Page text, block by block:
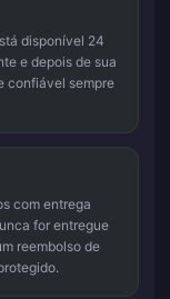
disponível 24
e depois de sua
confiável sempre
com entrega
for entregue
reembolso de